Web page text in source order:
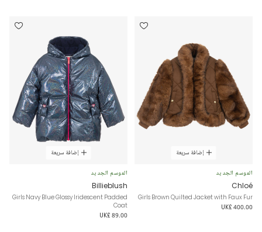
إضافة سريعة
الموسم الجديد
Chloé
Girls Brown Quilted Jacket with Faux Fur
UK£ 400.00
إضافة سريعة
الموسم الجديد
Billieblush
Girls Navy Blue Glossy Iridescent Padded
Coat
UK£ 89.00